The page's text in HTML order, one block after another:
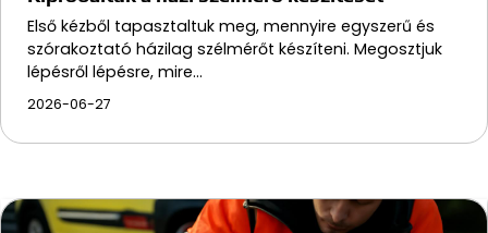
Első kézből tapasztaltuk meg, mennyire egyszerű és
szórakoztató házilag szélmérőt készíteni. Megosztjuk
lépésről lépésre, mire…
2026-06-27